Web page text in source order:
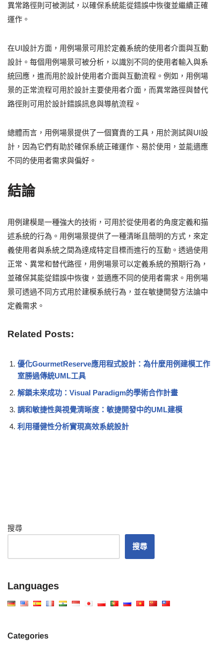
異常路徑則可被測試，以確保系統能從錯誤中恢復並繼續正確
運作。
在UI設計方面，用例場景可用於定義系統的使用者介面與互動
設計。每個用例場景可被分析，以識別不同的使用者輸入與系
統回應，進而用於設計使用者介面與互動流程。例如，用例場
景的正常流程可用於設計主要使用者介面，而異常路徑與替代
路徑則可用於設計錯誤訊息與導航流程。
總體而言，用例場景提供了一個寶貴的工具，用於測試與UI設
計，因為它們有助於確保系統正確運作、易於使用，並能適應
不同的使用者需求與偏好。
結論
用例建模是一種強大的技術，可用於從使用者的角度定義和描
述系統的行為。用例場景提供了一種清晰且簡明的方式，來定
義使用者與系統之間為達成特定目標而進行的互動。透過使用
正常、異常和替代路徑，用例場景可以定義系統的預期行為，
並確保其能從錯誤中恢復，並適應不同的使用者需求。用例場
景可透過不同方式用於建模系統行為，並在敏捷開發方法論中
定義需求。
Related Posts:
優化GourmetReserve應用程式設計：為什麼用例建模工作
室勝過傳統UML工具
解鎖未來成功：Visual Paradigm的學術合作計畫
調和敏捷性與視覺清晰度：敏捷開發中的UML建模
利用穩健性分析實現高效系統設計
搜尋
搜尋
Languages
Categories